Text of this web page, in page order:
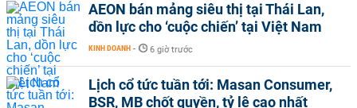
AEON bán mảng siêu thị tại Thái Lan,
dồn lực cho ‘cuộc chiến’ tại Việt Nam
KINH DOANH - 6 giờ trước
Lịch cổ tức tuần tới: Masan Consumer,
BSR, MB chốt quyền, tỷ lệ cao nhất